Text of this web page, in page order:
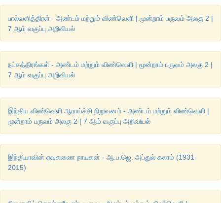
பால்வளித்திரள் - அண்டம் மற்றும் விண்வெளி | மூன்றாம் பருவம் அலகு 2 |
7 ஆம் வகுப்பு அறிவியல்
நட்சத்திரங்கள் - அண்டம் மற்றும் விண்வெளி | மூன்றாம் பருவம் அலகு 2 |
7 ஆம் வகுப்பு அறிவியல்
இந்திய விண்வெளி ஆராய்ச்சி நிறுவனம் - அண்டம் மற்றும் விண்வெளி |
மூன்றாம் பருவம் அலகு 2 | 7 ஆம் வகுப்பு அறிவியல்
இந்தியாவின் ஏவுகணை நாயகன் - ஆ.ப.ஜெ. அப்துல் கலாம் (1931-
2015)